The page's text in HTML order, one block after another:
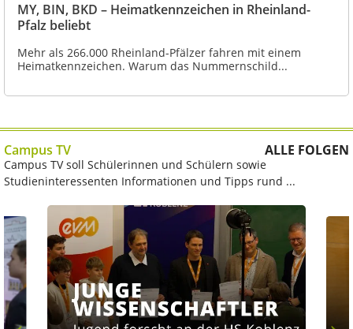
MY, BIN, BKD – Heimatkennzeichen in Rheinland-
Pfalz beliebt
Mehr als 266.000 Rheinland-Pfälzer fahren mit einem
Heimatkennzeichen. Warum das Nummernschild...
Campus TV ALLE FOLGEN
Campus TV soll Schülerinnen und Schülern sowie
Studieninteressenten Informationen und Tipps rund ...